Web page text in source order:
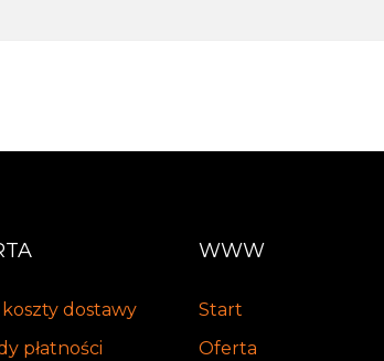
koszty dostawy
płatności
WWW
Start
Oferta